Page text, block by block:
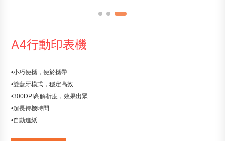
A4行動印表機
•小巧便攜，便於攜帶
•雙藍牙模式，穩定高效
•300DPI高解析度，效果出眾
•超長待機時間
•自動進紙